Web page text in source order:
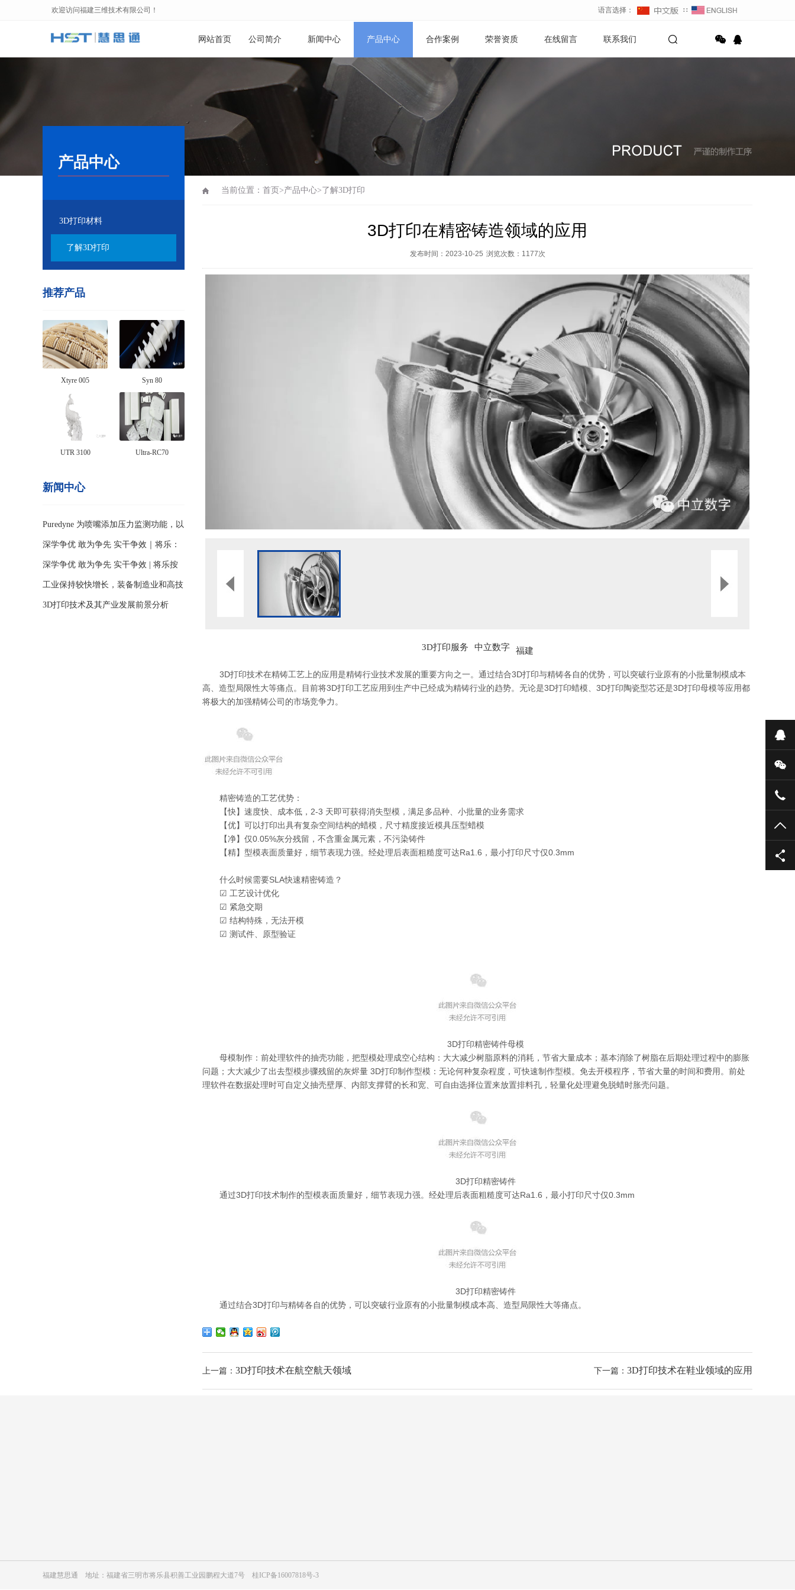
欢迎访问福建三维技术有限公司！ 语言选择： ∷
网站首页 公司简介 新闻中心 产品中心 合作案例 荣誉资质 在线留言 联系我们
产品中心
3D打印材料
了解3D打印
推荐产品
Xtyre 005 Syn 80
UTR 3100 Ultra-RC70
新闻中心
Puredyne 为喷嘴添加压力监测功能，以
实现更精确的生物打印
深学争优 敢为争先 实干争效｜将乐：
慧思通3D打印技术扩建工程将于年底
建成投产
深学争优 敢为争先 实干争效 | 将乐按
下项目攻坚“快进键”
工业保持较快增长，装备制造业和高技
术制造业增长加快
3D打印技术及其产业发展前景分析
当前位置： 首页 >产品中心>了解3D打印
3D打印在精密铸造领域的应用
发布时间：2023-10-25 浏览次数： 1177次
3D打印服务 中立数字 福建
3D打印技术在精铸工艺上的应用是精铸行业技术发展的重要方向之一。通过结合3D打印与精铸各自的优势，可以突破行业原有的小批量制模成本
高、造型局限性大等痛点。目前将3D打印工艺应用到生产中已经成为精铸行业的趋势。无论是3D打印蜡模、3D打印陶瓷型芯还是3D打印母模等应用都
将极大的加强精铸公司的市场竞争力。
精密铸造的工艺优势：
【快】速度快、成本低，2-3 天即可获得消失型模，满足多品种、小批量的业务需求
【优】可以打印出具有复杂空间结构的蜡模，尺寸精度接近模具压型蜡模
【净】仅0.05%灰分残留，不含重金属元素，不污染铸件
【精】型模表面质量好，细节表现力强。经处理后表面粗糙度可达Ra1.6，最小打印尺寸仅0.3mm
什么时候需要SLA快速精密铸造？
☑ 工艺设计优化
☑ 紧急交期
☑ 结构特殊，无法开模
☑ 测试件、原型验证
3D打印精密铸件母模
母模制作：前处理软件的抽壳功能，把型模处理成空心结构：大大减少树脂原料的消耗，节省大量成本；基本消除了树脂在后期处理过程中的膨胀
问题；大大减少了出去型模步骤残留的灰烬量 3D打印制作型模：无论何种复杂程度，可快速制作型模。免去开模程序，节省大量的时间和费用。前处
理软件在数据处理时可自定义抽壳壁厚、内部支撑臂的长和宽、可自由选择位置来放置排料孔，轻量化处理避免脱蜡时胀壳问题。
3D打印精密铸件
通过3D打印技术制作的型模表面质量好，细节表现力强。经处理后表面粗糙度可达Ra1.6，最小打印尺寸仅0.3mm
3D打印精密铸件
通过结合3D打印与精铸各自的优势，可以突破行业原有的小批量制模成本高、造型局限性大等痛点。
上一篇： 3D打印技术在航空航天领域 下一篇： 3D打印技术在鞋业领域的应用
福建慧思通 地址：福建省三明市将乐县积善工业园鹏程大道7号 桂ICP备16007818号-3
在
微